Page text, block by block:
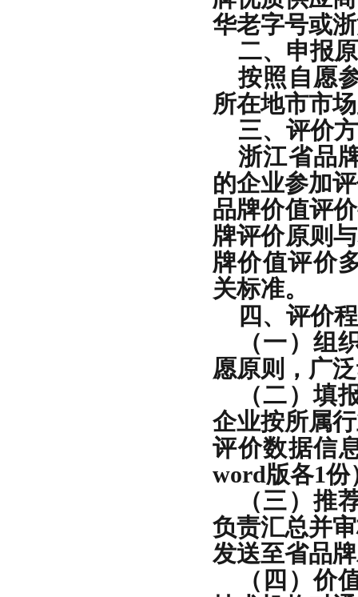
华老字号或
二、申报
按照自愿
所在地市市
三、评价
浙江省品
的企业参加
品牌价值评
牌评价原则
牌价值评价
关标准。
四、评价
（一）组
愿原则，广
（二）填
企业按所属
评价数据信
word版各1份
（三）推
负责汇总并
发送至省品
（四）价